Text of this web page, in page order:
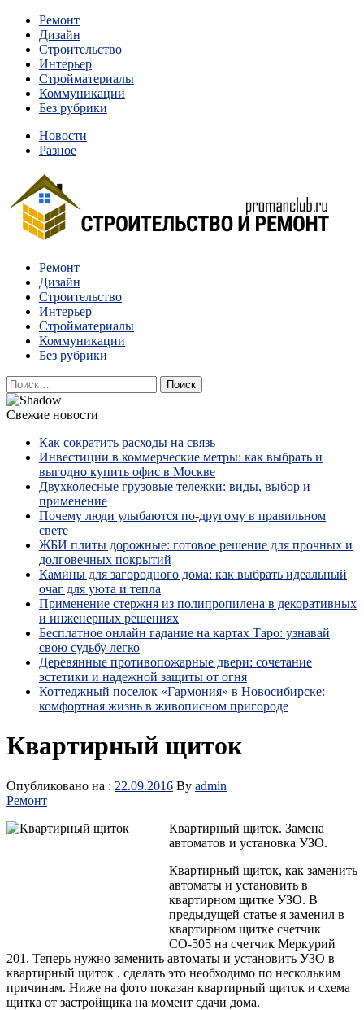
Перейти
содержимому
Ремонт
Дизайн
Строительство
Интерьер
Стройматериалы
Коммуникации
Без рубрики
Новости
Разное
Строительство и ремонт
Квартиры и дома, в которых живут разные люди, очень
отличаются между собой.
Ремонт
Дизайн
Строительство
Интерьер
Стройматериалы
Коммуникации
Без рубрики
Найти:
Свежие новости
Как сократить расходы на связь
Инвестиции в коммерческие метры: как выбрать и
выгодно купить офис в Москве
Двухколесные грузовые тележки: виды, выбор и
применение
Почему люди улыбаются по‑другому в правильном
свете
ЖБИ плиты дорожные: готовое решение для прочных и
долговечных покрытий
Камины для загородного дома: как выбрать идеальный
очаг для уюта и тепла
Применение стержня из полипропилена в декоративных
и инженерных решениях
Бесплатное онлайн гадание на картах Таро: узнавай
свою судьбу легко
Деревянные противопожарные двери: сочетание
эстетики и надежной защиты от огня
Коттеджный поселок «Гармония» в Новосибирске:
комфортная жизнь в живописном пригороде
Квартирный щиток
Опубликовано на : 22.09.2016 By admin
Ремонт
Квартирный щиток. Замена
автоматов и установка УЗО.
Квартирный щиток, как заменить
автоматы и установить в
квартирном щитке УЗО. В
предыдущей статье я заменил в
квартирном щитке счетчик
СО-505 на счетчик Меркурий
201. Теперь нужно заменить автоматы и установить УЗО в
квартирный щиток . сделать это необходимо по нескольким
причинам. Ниже на фото показан квартирный щиток и схема
щитка от застройщика на момент сдачи дома.